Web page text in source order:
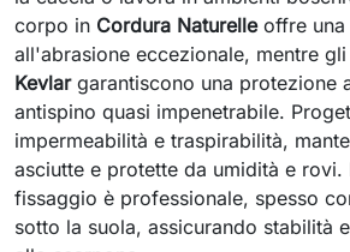
corpo in Cordura Naturelleoffre una
all'abrasione eccezionale, mentre
Kevlargarantiscono una protezione
antispino quasi impenetrabile.
impermeabilità e traspirabilità,
asciutte e protette da umidità e rovi.
fissaggio è professionale, spesso
sotto la suola, assicurando stabilità